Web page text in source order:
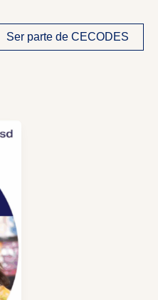
Ser parte de CECODES